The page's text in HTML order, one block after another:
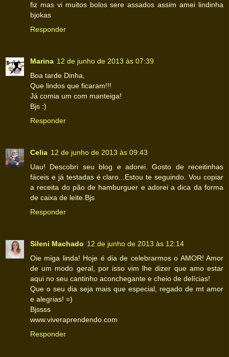
fiz mas vi muitos bolos sere assados assim amei lindinha
bjokas
Responder
Marina 12 de junho de 2013 às 07:39
Boa tarde Dinha,
Que lindos que ficaram!!!
Já comia um com manteiga!
Bjs :)
Responder
Celia 12 de junho de 2013 às 09:43
Uau! Descobri seu blog e adorei. Gosto de receitinhas
fáceis e já testadas é claro...Estou te seguindo. Vou copiar
a receita do pão de hamburguer e adorei a dica da forma
de caixa de leite.Bjs
Responder
Sileni Machado 12 de junho de 2013 às 12:14
Oie miga linda! Hoje é dia de celebrarmos o AMOR! Amor
de um modo geral, por isso vim lhe dizer que amo estar
aqui no seu cantinho aconchegante e cheio de delícias!
Que o seu dia seja mais que especial, regado de mt amor
e alegrias! =)
Bjssss
www.viveraprendendo.com
Responder